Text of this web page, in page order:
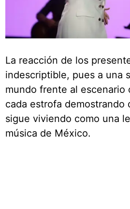
La reacción de los
indescriptible, pues a una
mundo frente al escenario
cada estrofa demostrando
sigue viviendo como una
música de México.